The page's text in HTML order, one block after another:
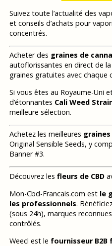
Suivez toute l’actualité des
et conseils d’achats pour
concentrés.
Acheter des graines de
autoflorissantes en direct de la
graines gratuites avec chaque
Si vous êtes au Royaume-Uni
d’étonnantes Cali Weed
meilleure sélection.
Achetez les meilleures
Original Sensible Seeds, y
Banner #3.
Découvrez les fleurs de CBD
Mon-Cbd-Francais.com est le
les professionnels.
(sous 24h), marques
contrôlés.
Weecl est le fournisseur B2B